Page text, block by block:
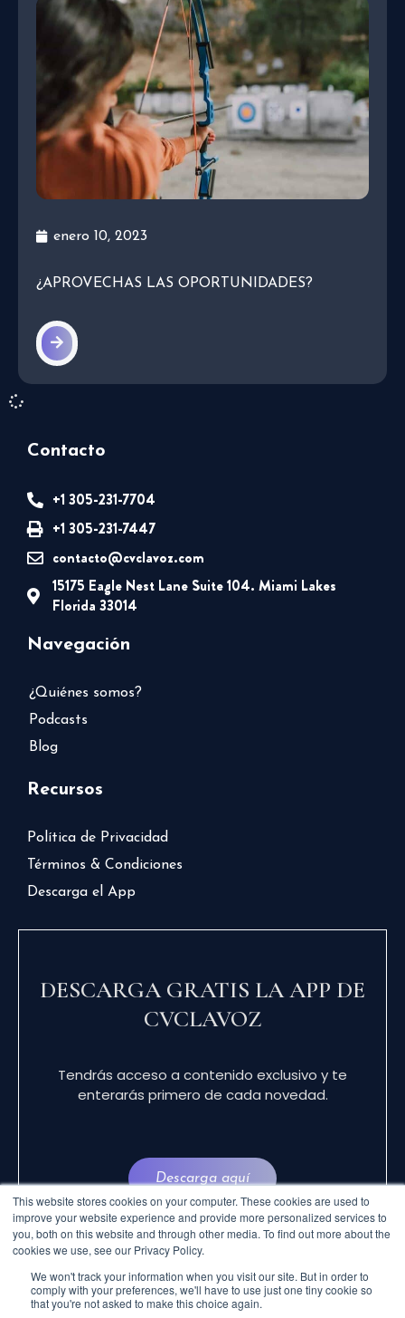
This website stores cookies on your computer. These cookies are used to
improve your website experience and provide more personalized services to
you, both on this website and through other media. To find out more about the
cookies we use, see our Privacy Policy.
We won't track your information when you visit our site. But in order to
comply with your preferences, we'll have to use just one tiny cookie so
that you're not asked to make this choice again.
enero 10, 2023
¿APROVECHAS LAS OPORTUNIDADES?
Contacto
+1 305-231-7704
+1 305-231-7447
contacto@cvclavoz.com
15175 Eagle Nest Lane Suite 104. Miami Lakes
Florida 33014
Navegación
¿Quiénes somos?
Podcasts
Blog
Recursos
Política de Privacidad
Términos & Condiciones
Descarga el App
DESCARGA GRATIS LA APP DE
CVCLAVOZ
Tendrás acceso a contenido exclusivo y te
enterarás primero de cada novedad.
Descarga aquí